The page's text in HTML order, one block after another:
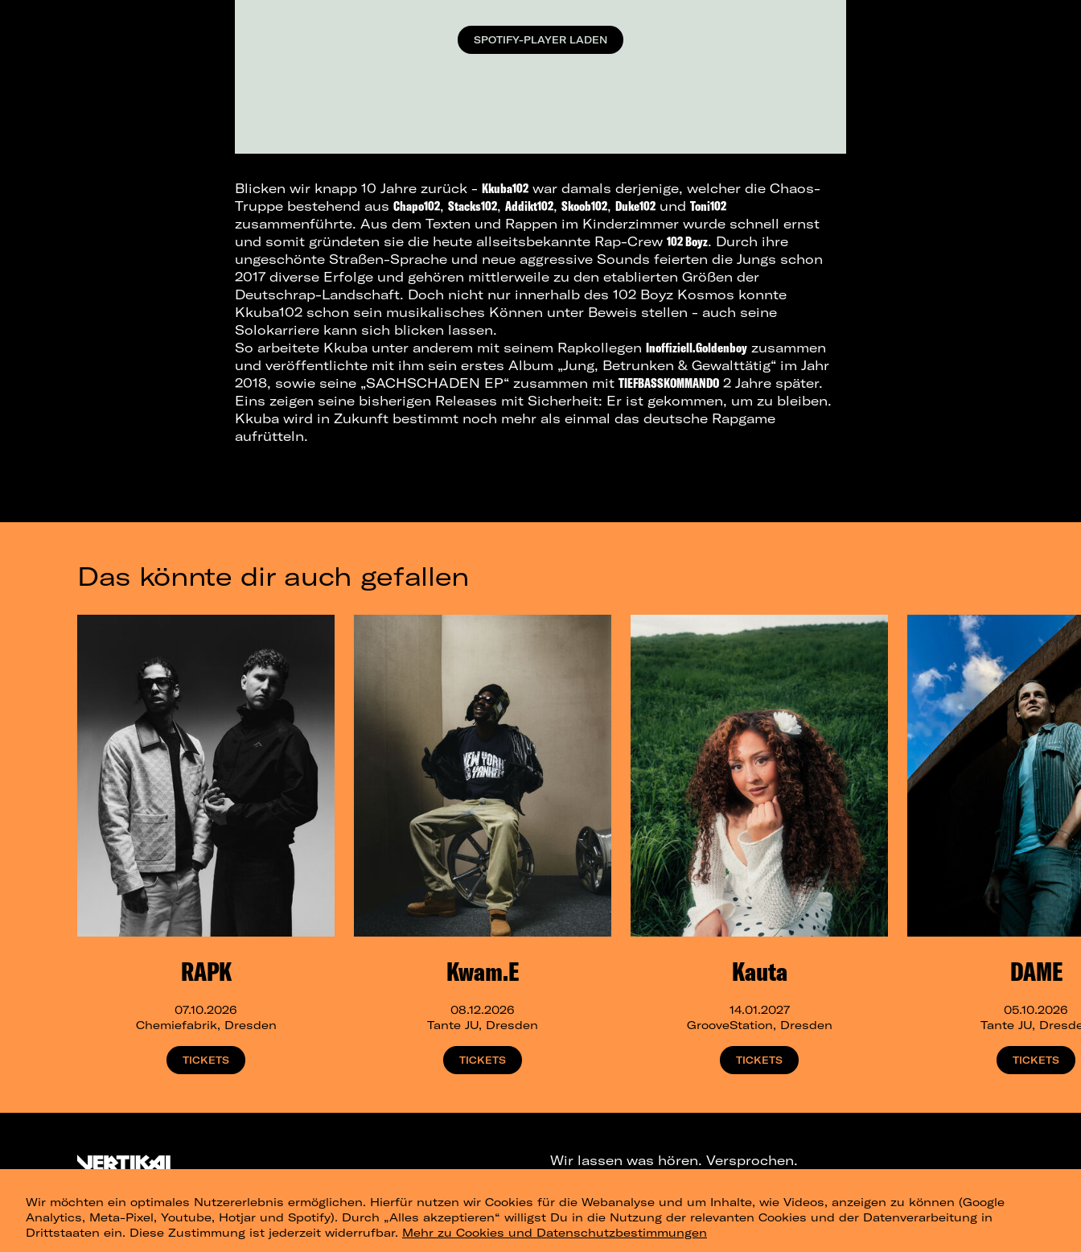
SPOTIFY-PLAYER LADEN
Blicken wir knapp 10 Jahre zurück - Kkuba102 war damals derjenige, welcher die Chaos-
Truppe bestehend aus Chapo102, Stacks102, Addikt102, Skoob102, Duke102 und Toni102
zusammenführte. Aus dem Texten und Rappen im Kinderzimmer wurde schnell ernst
und somit gründeten sie die heute allseitsbekannte Rap-Crew 102 Boyz. Durch ihre
ungeschönte Straßen-Sprache und neue aggressive Sounds feierten die Jungs schon
2017 diverse Erfolge und gehören mittlerweile zu den etablierten Größen der
Deutschrap-Landschaft. Doch nicht nur innerhalb des 102 Boyz Kosmos konnte
Kkuba102 schon sein musikalisches Können unter Beweis stellen - auch seine
Solokarriere kann sich blicken lassen.
So arbeitete Kkuba unter anderem mit seinem Rapkollegen Inoffiziell.Goldenboy zusammen
und veröffentlichte mit ihm sein erstes Album „Jung, Betrunken & Gewalttätig“ im Jahr
2018, sowie seine „SACHSCHADEN EP“ zusammen mit TIEFBASSKOMMANDO 2 Jahre später.
Eins zeigen seine bisherigen Releases mit Sicherheit: Er ist gekommen, um zu bleiben.
Kkuba wird in Zukunft bestimmt noch mehr als einmal das deutsche Rapgame
aufrütteln.
Das könnte dir auch gefallen
RAPK
07.10.2026
Chemiefabrik, Dresden
TICKETS
Kwam.E
08.12.2026
Tante JU, Dresden
TICKETS
Kauta
14.01.2027
GrooveStation, Dresden
TICKETS
DAME
05.10.2026
Tante JU,
TICKETS
Wir möchten ein optimales Nutzererlebnis ermöglichen. Hierfür nutzen wir Cookies für die Webanalyse und um Inhalte, wie Videos, anzeigen zu können (Google
Analytics, Meta-Pixel, Youtube, Hotjar und Spotify). Durch „Alles akzeptieren“ willigst Du in die Nutzung der relevanten Cookies und der Datenverarbeitung in
Drittstaaten ein. Diese Zustimmung ist jederzeit widerrufbar. Mehr zu Cookies und Datenschutzbestimmungen
Wir lassen was hören. Versprochen.
NEWSLETTER TELEGRAM-CHANNEL